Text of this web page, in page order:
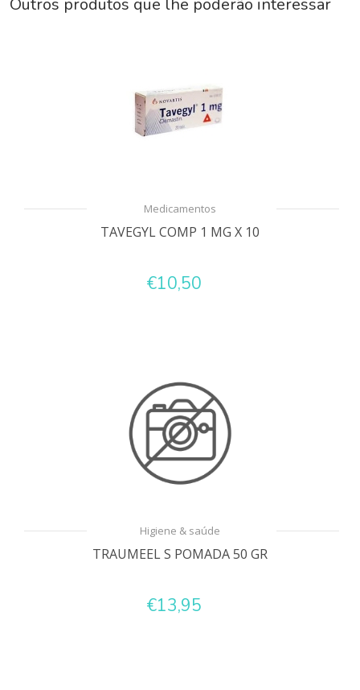
Outros produtos que lhe poderão interessar
Medicamentos
TAVEGYL COMP 1 MG X 10
€10,50
Higiene & saúde
TRAUMEEL S POMADA 50 GR
€13,95